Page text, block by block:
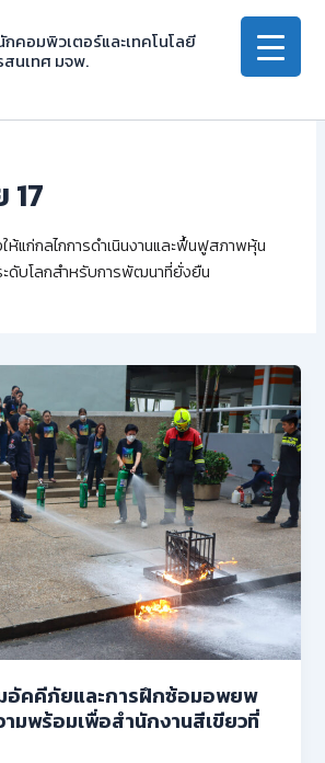
กคอมพิวเตอร์และเทคโนโลยี
สนเทศ มจพ.
17
ให้แก่กลไกการดำเนินงานและฟื้นฟูสภาพหุ้น
ดับโลกสำหรับการพัฒนาที่ยั่งยืน
อัคคีภัยและการฝึกซ้อมอพยพ
ามพร้อมเพื่อสำนักงานสีเขียวที่